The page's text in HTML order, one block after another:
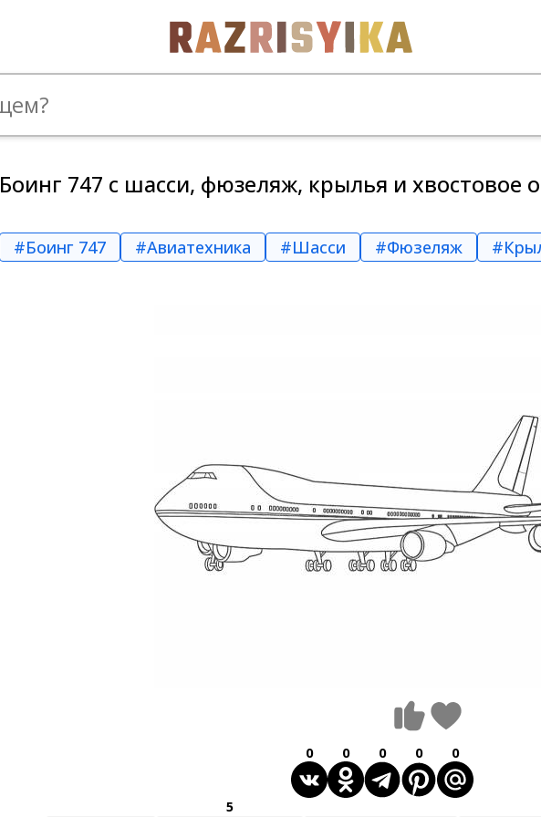
Боинг 747 с шасси, фюзеляж, крылья и хвостовое
#Боинг 747 #Авиатехника #Шасси #Фюзеляж
0 0 0 0 0
5